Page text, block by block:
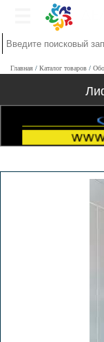
Главная Каталог товаров